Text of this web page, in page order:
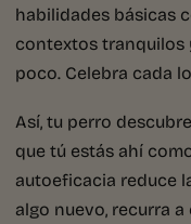
habilidades básicas
contextos tranquilos
poco. Celebra cada
Así, tu perro
que tú estás ahí
autoeficacia reduce
algo nuevo, recurra